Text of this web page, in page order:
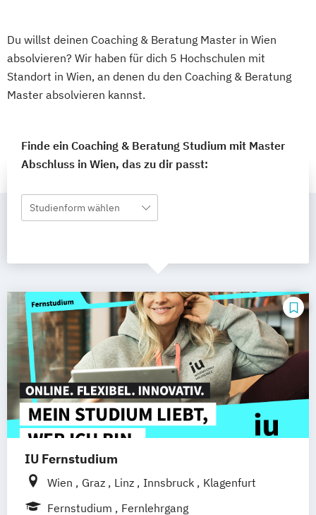
Du willst deinen Coaching & Beratung Master in Wien
absolvieren? Wir haben für dich 5 Hochschulen mit
Standort in Wien, an denen du den Coaching & Beratung
Master absolvieren kannst.
Finde ein Coaching & Beratung Studium mit Master
Abschluss in Wien, das zu dir passt:
Studienform wählen
IU Fernstudium
Wien Graz Linz Innsbruck
Klagenfurt
Fernstudium
Fernlehrgang